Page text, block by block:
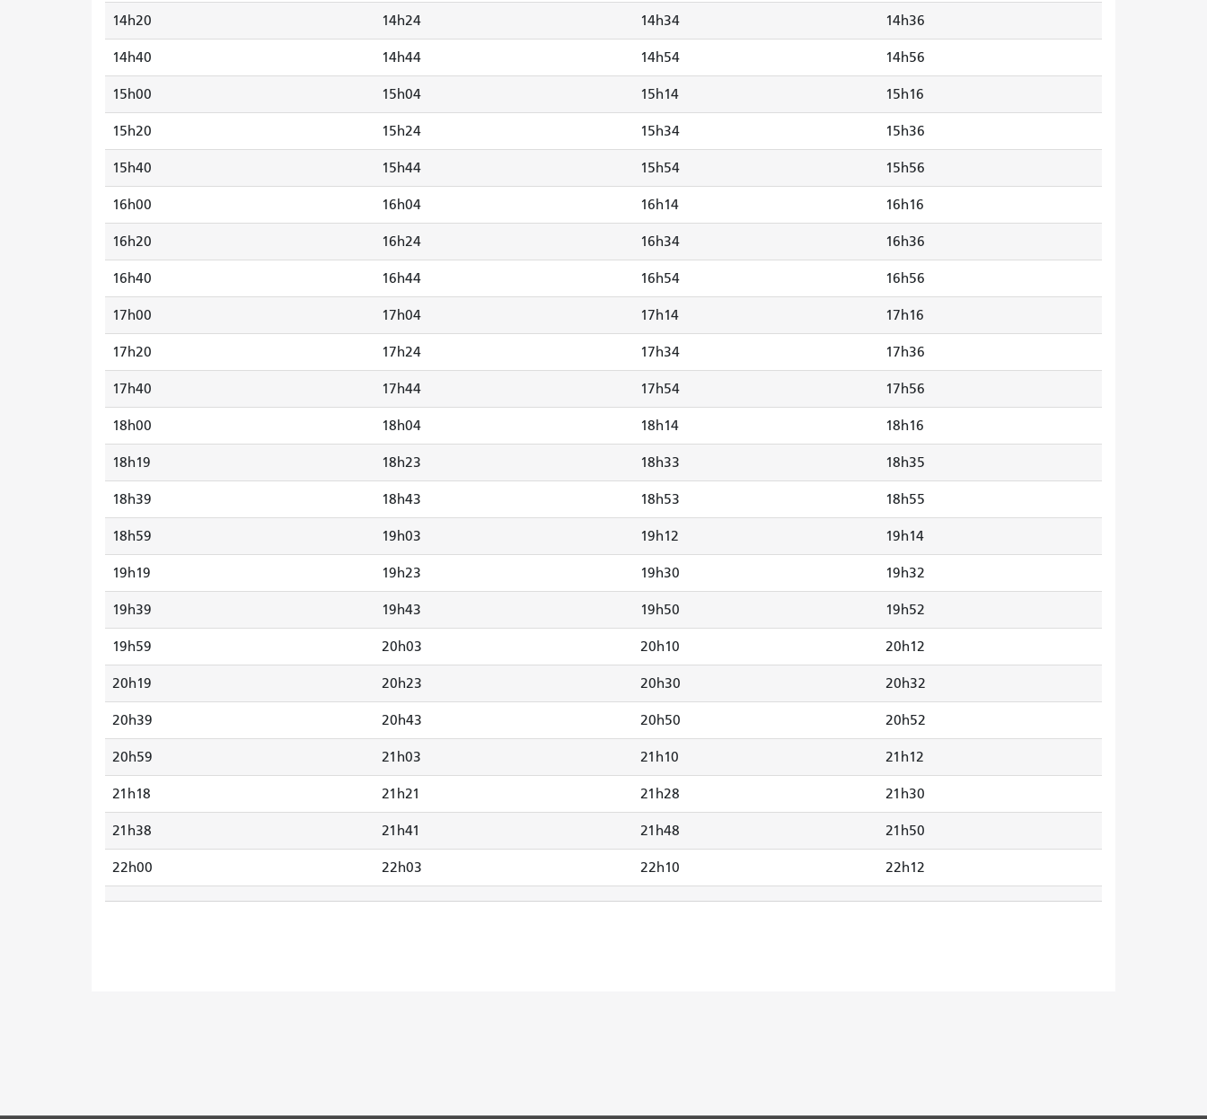
14h20 14h24 14h34 14h36
14h40 14h44 14h54 14h56
15h00 15h04 15h14 15h16
15h20 15h24 15h34 15h36
15h40 15h44 15h54 15h56
16h00 16h04 16h14 16h16
16h20 16h24 16h34 16h36
16h40 16h44 16h54 16h56
17h00 17h04 17h14 17h16
17h20 17h24 17h34 17h36
17h40 17h44 17h54 17h56
18h00 18h04 18h14 18h16
18h19 18h23 18h33 18h35
18h39 18h43 18h53 18h55
18h59 19h03 19h12 19h14
19h19 19h23 19h30 19h32
19h39 19h43 19h50 19h52
19h59 20h03 20h10 20h12
20h19 20h23 20h30 20h32
20h39 20h43 20h50 20h52
20h59 21h03 21h10 21h12
21h18 21h21 21h28 21h30
21h38 21h41 21h48 21h50
22h00 22h03 22h10 22h12